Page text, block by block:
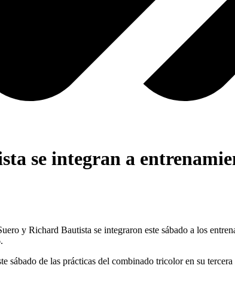
se integran a
y Richard Bautista se integraron este sábado a los
de las prácticas del combinado tricolor en su